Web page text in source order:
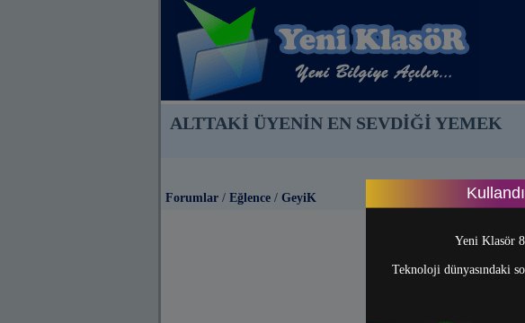
Yeni Klasör
Teknoloji dünyasındaki
ALTTAKİ ÜYENİN EN SEVDİĞİ YEMEK
Forumlar / Eğlence / GeyiK